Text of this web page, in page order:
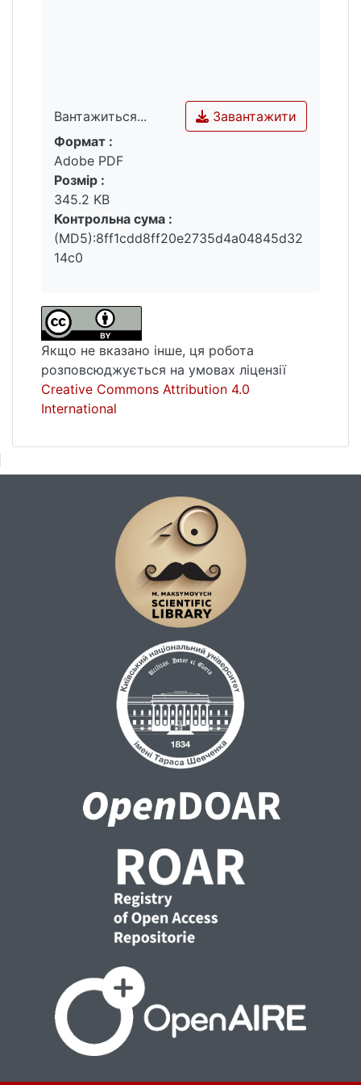
Вантажиться...
Вантажиться...
Завантажити
Формат :
Adobe PDF
Розмір :
345.2 KB
Контрольна сума :
(MD5):8ff1cdd8ff20e2735d4a04845d32
14c0
Якщо не вказано інше, ця робота
розповсюджується на умовах ліцензії
Creative Commons Attribution 4.0
International